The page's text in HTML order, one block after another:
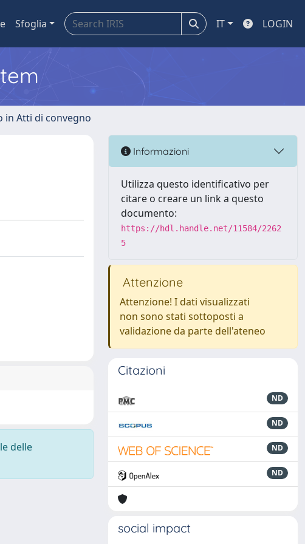
Sfoglia IT LOGIN
in Atti di convegno
delle
Informazioni
Utilizza questo identificativo per
citare o creare un link a questo
documento:
https://hdl.handle.net/11584/2262
5
Attenzione
Attenzione! I dati visualizzati
non sono stati sottoposti a
validazione da parte dell'ateneo
Citazioni
ND
ND
ND
ND
social impact